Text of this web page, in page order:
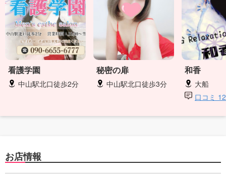
看護学園
中山駅北口徒歩2分
秘密の扉
中山駅北口徒歩3分
和香
大船
口コミ
お店情報